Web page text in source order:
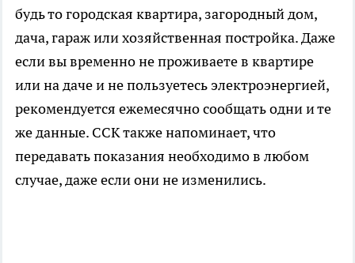
будь то городская квартира, загородный дом,
дача, гараж или хозяйственная постройка. Даже
если вы временно не проживаете в квартире
или на даче и не пользуетесь электроэнергией,
рекомендуется ежемесячно сообщать одни и те
же данные. ССК также напоминает, что
передавать показания необходимо в любом
случае, даже если они не изменились.